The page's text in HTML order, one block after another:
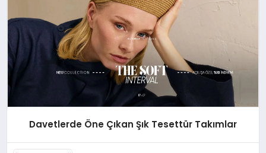
Davetlerde Öne Çıkan Şık Tesettür Takımlar